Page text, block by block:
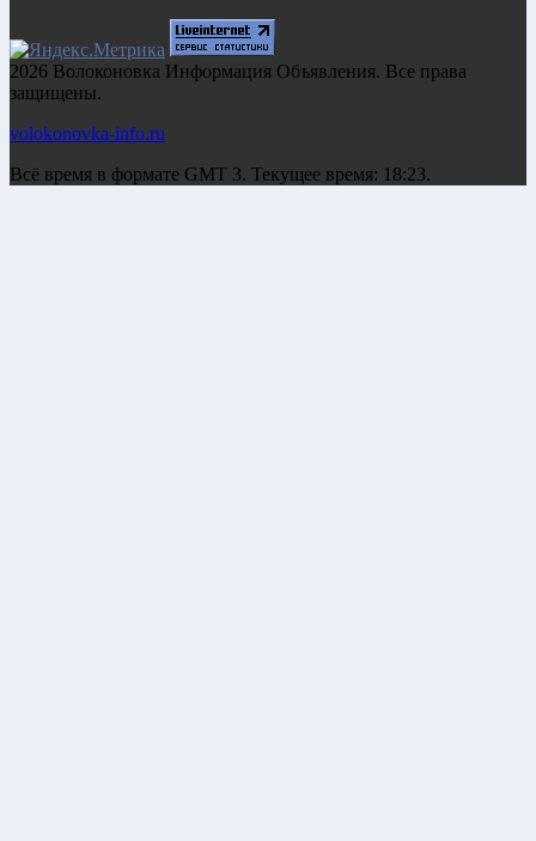
2026 Волоконовка Информация Объявления. Все права
защищены.
volokonovka-info.ru
Всё время в формате GMT 3. Текущее время: 18:23.